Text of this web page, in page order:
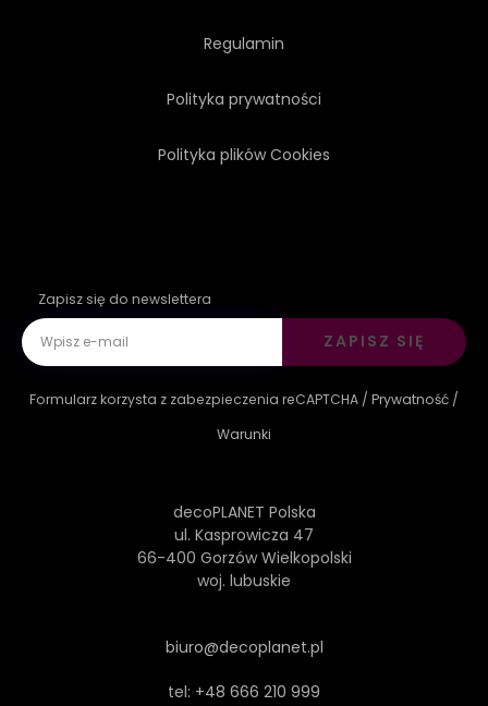
Regulamin
Polityka prywatności
Polityka plików Cookies
Zapisz się do newslettera
ZAPISZ SIĘ
Formularz korzysta z zabezpieczenia reCAPTCHA / Prywatność /
Warunki
decoPLANET Polska
ul. Kasprowicza 47
66-400 Gorzów Wielkopolski
woj. lubuskie
biuro@decoplanet.pl
tel: +48 666 210 999